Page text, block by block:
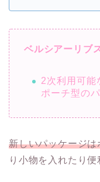
ベルシアーリブ
2次利用可能
ポーチ型の
新しいパッケージは
り小物を入れたり便